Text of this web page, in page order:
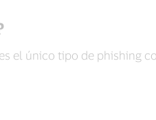
el único tipo de phishing